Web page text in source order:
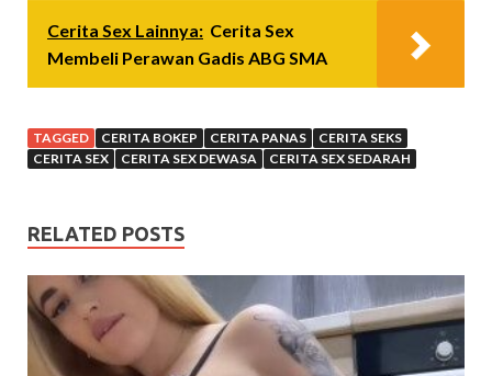
Cerita Sex Lainnya: Cerita Sex
Membeli Perawan Gadis ABG SMA
TAGGED CERITA BOKEP CERITA PANAS
CERITA SEKS
CERITA SEX
CERITA SEX DEWASA CERITA SEX SEDARAH
RELATED POSTS